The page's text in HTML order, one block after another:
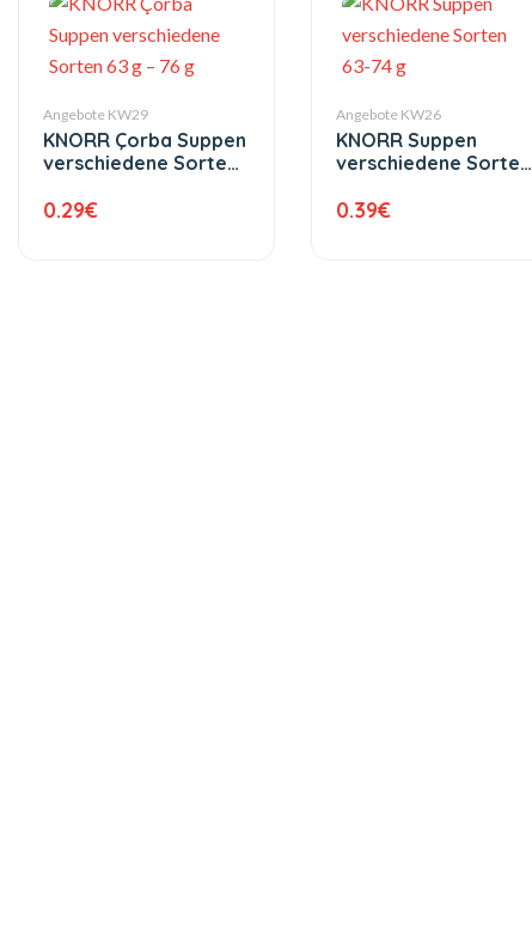
Angebote KW29
KNORR Çorba Suppen
verschiedene Sorten
0.29€
Angebote KW26
KNORR Suppen
verschiedene Sorten
0.39€